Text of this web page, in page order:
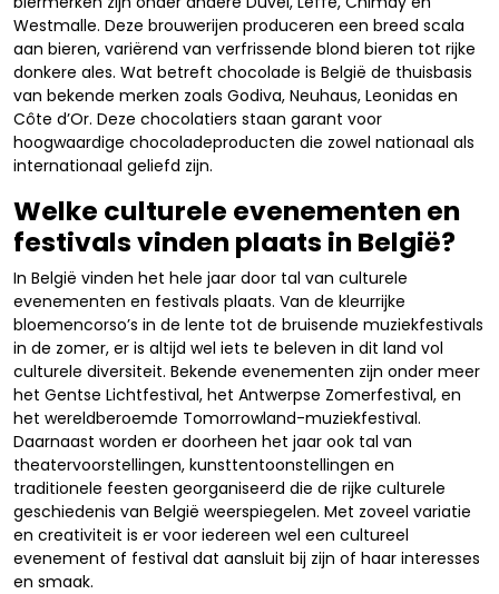
Westmalle. Deze brouwerijen produceren een breed scala
aan bieren, variërend van verfrissende blond bieren tot rijke
donkere ales. Wat betreft chocolade is België de thuisbasis
van bekende merken zoals Godiva, Neuhaus, Leonidas en
Côte d’Or. Deze chocolatiers staan garant voor
hoogwaardige chocoladeproducten die zowel nationaal als
internationaal geliefd zijn.
Welke culturele evenementen en
festivals vinden plaats in België?
In België vinden het hele jaar door tal van culturele
evenementen en festivals plaats. Van de kleurrijke
bloemencorso’s in de lente tot de bruisende muziekfestivals
in de zomer, er is altijd wel iets te beleven in dit land vol
culturele diversiteit. Bekende evenementen zijn onder meer
het Gentse Lichtfestival, het Antwerpse Zomerfestival, en
het wereldberoemde Tomorrowland-muziekfestival.
Daarnaast worden er doorheen het jaar ook tal van
theatervoorstellingen, kunsttentoonstellingen en
traditionele feesten georganiseerd die de rijke culturele
geschiedenis van België weerspiegelen. Met zoveel variatie
en creativiteit is er voor iedereen wel een cultureel
evenement of festival dat aansluit bij zijn of haar interesses
en smaak.